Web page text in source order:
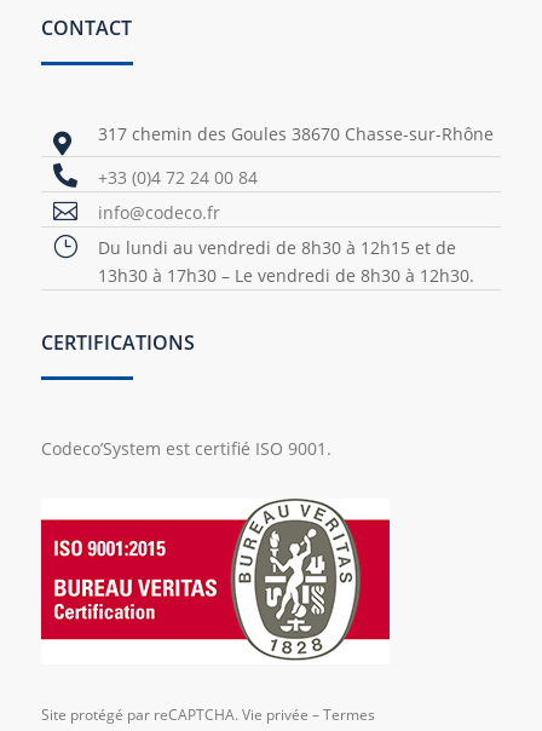
CONTACT
 317 chemin des Goules 38670 Chasse-sur-Rhône
 +33 (0)4 72 24 00 84
 info@codeco.fr
}
Du lundi au vendredi de 8h30 à 12h15 et de
13h30 à 17h30 – Le vendredi de 8h30 à 12h30.
CERTIFICATIONS
Codeco’System est certifié ISO 9001.
Site protégé par reCAPTCHA. Vie privée –Termes